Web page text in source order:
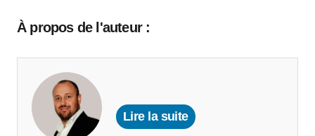
À propos de l'auteur :
Lire la suite